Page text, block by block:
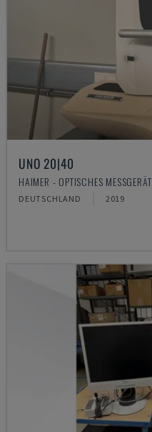
UNO 20|40
HAIMER - OPTISCHES MESSGERÄT
DEUTSCHLAND 2019